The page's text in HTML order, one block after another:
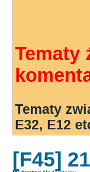
Tematy
Tematy
E32, E12
[F45]